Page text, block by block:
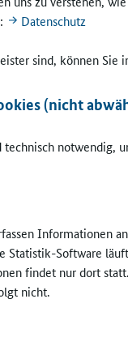
Datenschutz
sind, können Sie
(nicht
technisch notwendig,
Informationen
Statistik-Software
findet nur dort
nicht.
Astrid-
Berlin
entlang
ihre
stellen.